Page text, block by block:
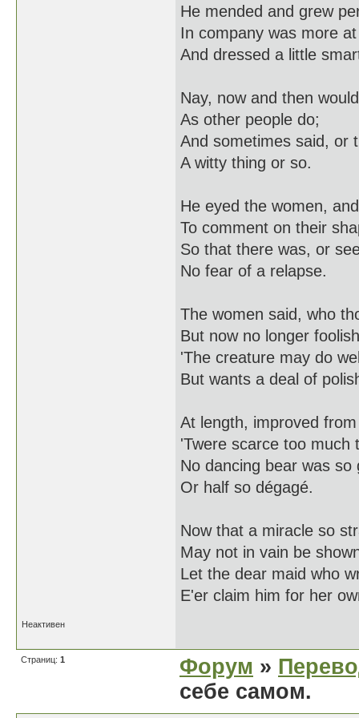
He mended and grew
In company was more
And dressed a little
Nay, now and then
As other people do;
And sometimes said, or
A witty thing or so.
He eyed the women,
To comment on their
So that there was, or
No fear of a relapse.
The women said, who
But now no longer
'The creature may do
But wants a deal of
At length, improved
'Twere scarce too much
No dancing bear was so
Or half so dégagé.
Now that a miracle so
May not in vain be
Let the dear maid who
E'er claim him for her
Неактивен
Страниц: 1 Форум »
себе самом.